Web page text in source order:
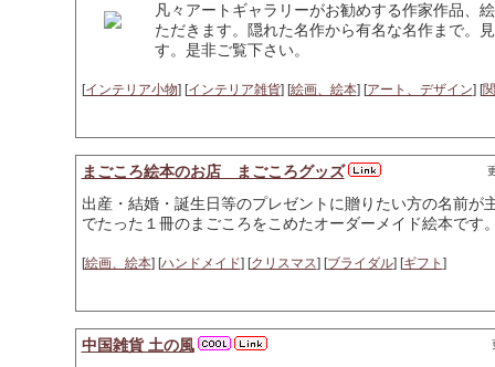
凡々アートギャラリーがお勧めする作家作品、
ただきます。隠れた名作から有名な名作まで。
す。是非ご覧下さい。
[インテリア小物] [インテリア雑貨] [絵画、絵本] [アート、デザイン] [
まごころ絵本のお店 まごころグッズ
出産・結婚・誕生日等のプレゼントに贈りたい方の名前
でたった１冊のまごころをこめたオーダーメイド絵本です
[絵画、絵本] [ハンドメイド] [クリスマス] [ブライダル] [ギフト ]
中国雑貨 土の風